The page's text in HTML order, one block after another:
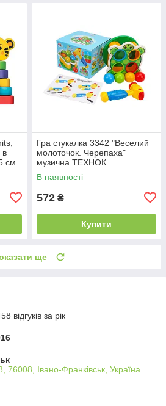
в
см
Гра стукалка 3342 "Веселий
молоточок. Черепаха"
музична ТЕХНОК
В наявності
572 ₴
Купити
ще
відгуків за рік
76008, Івано-Франківськ, Україна